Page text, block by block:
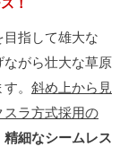
指して雄大な
がら壮大な草原
。 斜め上から見
ラ方式採用の
精細なシームレス